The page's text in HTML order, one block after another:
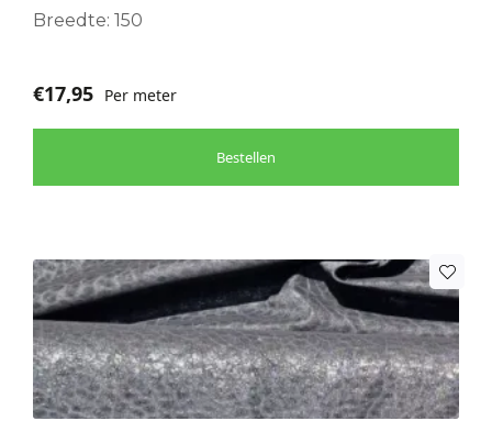
Breedte: 150
€17,95 Per meter
Bestellen